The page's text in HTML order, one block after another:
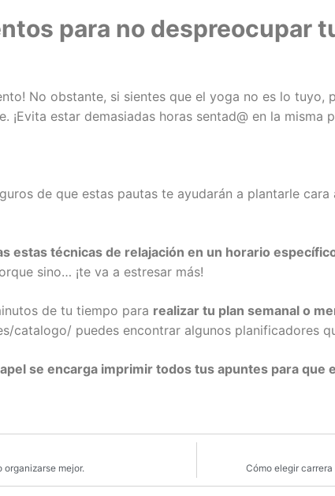
para no despreocupar
No obstante, si sientes que el yoga no es lo tuyo,
¡Evita estar demasiadas horas sentad@ en la misma
de que estas pautas te ayudarán a plantarle
estas técnicas de relajación en un horario
sino… ¡te va a estresar más!
de tu tiempo para realizar tu plan semanal o
catalogo/ puedes encontrar algunos planificadores
se encarga imprimir todos tus apuntes para
organizarse mejor. Cómo elegir